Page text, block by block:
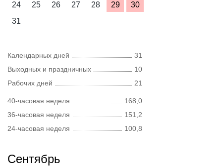
24
25 26 27 28 29
30
31
Календарных дней
31
Выходных и праздничных
10
Рабочих дней
21
40-часовая неделя
168,0
36-часовая неделя
151,2
24-часовая неделя
100,8
Сентябрь